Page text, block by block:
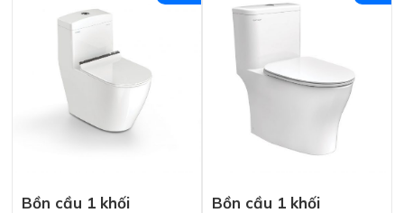
Bồn cầu 1 khối
Bồn cầu 1 khối